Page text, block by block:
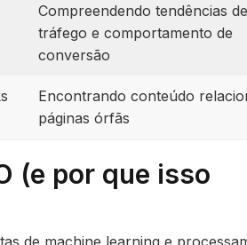
Compreendendo tendências de
tráfego e comportamento de
conversão
Encontrando conteúdo
páginas órfãs
(e por que isso
de machine learning e